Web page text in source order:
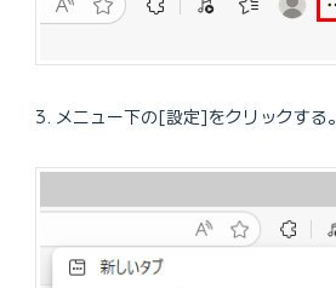
メニュー下の[設定]をクリックする。